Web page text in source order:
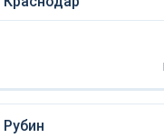
Рубин